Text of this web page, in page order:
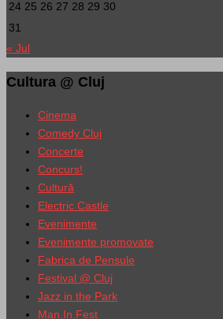
24 25 26 27 28 29 30
31
« Jul
Cultura @ Cluj
Cinema
Comedy Cluj
Concerte
Concurs!
Cultură
Electric Castle
Evenimente
Evenimente promovate
Fabrica de Pensule
Festival @ Cluj
Jazz in the Park
Man.In.Fest